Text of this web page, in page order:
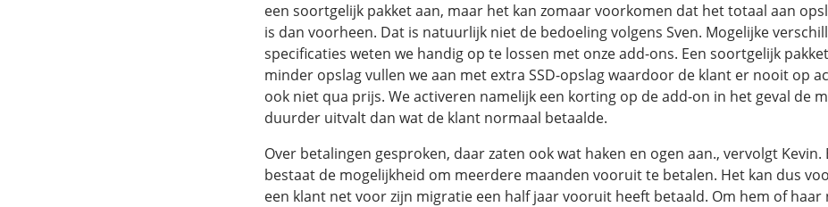
een soortgelijk pakket aan, maar het kan zomaar voorkomen dat het totaal aan
is dan voorheen. Dat is natuurlijk niet de bedoeling volgens Sven. Mogelijke
specificaties weten we handig op te lossen met onze add-ons. Een soortgelijk
minder opslag vullen we aan met extra SSD-opslag waardoor de klant er nooit op
ook niet qua prijs. We activeren namelijk een korting op de add-on in het geval de
duurder uitvalt dan wat de klant normaal betaalde.
Over betalingen gesproken, daar zaten ook wat haken en ogen aan., vervolgt Kevin.
bestaat de mogelijkheid om meerdere maanden vooruit te betalen. Het kan dus
een klant net voor zijn migratie een half jaar vooruit heeft betaald. Om hem of haar